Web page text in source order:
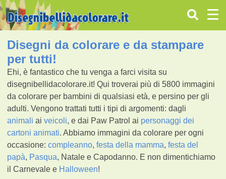
Disegni da colorare e da stampare
per tutti!
Ehi, è fantastico che tu venga a farci visita su
disegnibellidacolorare.it! Qui troverai più di 5800 immagini
da colorare per bambini di qualsiasi età, e persino per gli
adulti. Vengono trattati tutti i tipi di argomenti: dagli
animali aiveicoli, e dai Paw Patrol ai personaggi dei
cartoni animati. Abbiamo immagini da colorare per ogni
occasione:compleanno,festa della mamma,festa del
papà, Pasqua, Natale e Capodanno. E non dimentichiamo
il Carnevale e Halloween!